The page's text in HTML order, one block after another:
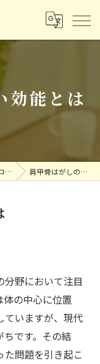
効能とは
ム 肩甲骨はがしの深い効能とは
野において注目
の中心に位置
ていますが、現代
です。その結
問題を引き起こ